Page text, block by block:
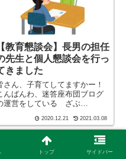
【教育懇談会】長男の担任
先生と個人懇談会を行っ
きました
さん、子育てしてますかー！
んばんわ、迷答座布団ブログ
運営をしている ざぶ
は40代でひとり親（シンパパ）
なり、手探り状態のほぼワン
ペで2人の子育てを行っており
す。※詳しくはプロフィー
2020.12.21 2021.03.08
トップ サイドバー